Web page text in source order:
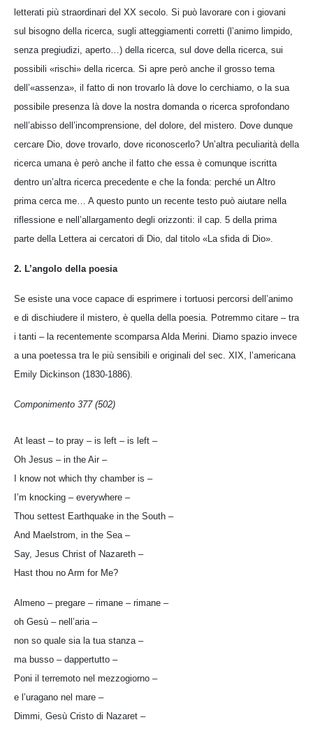
letterati più straordinari del XX secolo. Si può lavorare con i giovani
sul bisogno della ricerca, sugli atteggiamenti corretti (l’animo limpido,
senza pregiudizi, aperto…) della ricerca, sul dove della ricerca, sui
possibili «rischi» della ricerca. Si apre però anche il grosso tema
dell’«assenza», il fatto di non trovarlo là dove lo cerchiamo, o la sua
possibile presenza là dove la nostra domanda o ricerca sprofondano
nell’abisso dell’incomprensione, del dolore, del mistero. Dove dunque
cercare Dio, dove trovarlo, dove riconoscerlo? Un’altra peculiarità della
ricerca umana è però anche il fatto che essa è comunque iscritta
dentro un’altra ricerca precedente e che la fonda: perché un Altro
prima cerca me… A questo punto un recente testo può aiutare nella
riflessione e nell’allargamento degli orizzonti: il cap. 5 della prima
parte della Lettera ai cercatori di Dio, dal titolo «La sfida di Dio».
2. L’angolo della poesia
Se esiste una voce capace di esprimere i tortuosi percorsi dell’animo
e di dischiudere il mistero, è quella della poesia. Potremmo citare – tra
i tanti – la recentemente scomparsa Alda Merini. Diamo spazio invece
a una poetessa tra le più sensibili e originali del sec. XIX, l’americana
Emily Dickinson (1830-1886).
Componimento 377 (502)
At least – to pray – is left – is left –
Oh Jesus – in the Air –
I know not which thy chamber is –
I’m knocking – everywhere –
Thou settest Earthquake in the South –
And Maelstrom, in the Sea –
Say, Jesus Christ of Nazareth –
Hast thou no Arm for Me?
Almeno – pregare – rimane – rimane –
oh Gesù – nell’aria –
non so quale sia la tua stanza –
ma busso – dappertutto –
Poni il terremoto nel mezzogiorno –
e l’uragano nel mare –
Dimmi, Gesù Cristo di Nazaret –